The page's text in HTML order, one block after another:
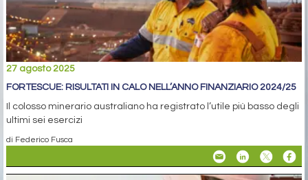
27 agosto 2025
FORTESCUE: RISULTATI IN CALO NELL’ANNO FINANZIARIO 2024/25
Il colosso minerario australiano ha registrato l’utile più basso degli
ultimi sei esercizi
di Federico Fusca